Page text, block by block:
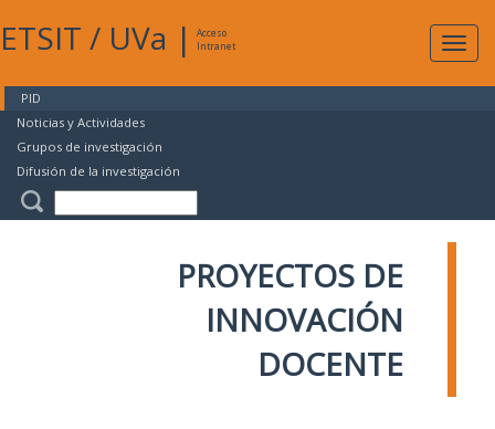
ETSIT / UVa |
Acceso
Intranet
PID
Noticias y Actividades
Grupos de investigación
Difusión de la investigación
PROYECTOS DE
INNOVACIÓN
DOCENTE